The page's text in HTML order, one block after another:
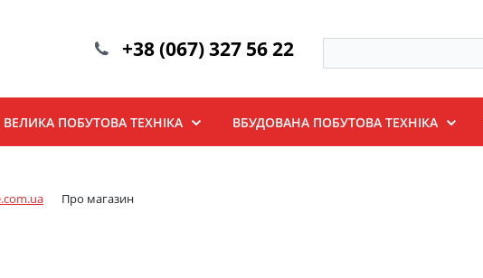
+38 (067) 327 56 22
ВЕЛИКА ПОБУТОВА ТЕХНІКА ВБУДОВАНА ПОБУТОВА ТЕХНІКА
Про магазин